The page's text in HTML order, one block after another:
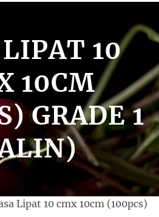
10
10CM
GRADE 1
Lipat 10 cmx 10cm (100pcs)